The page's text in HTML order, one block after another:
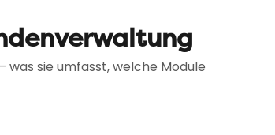
was sie umfasst, welche Module